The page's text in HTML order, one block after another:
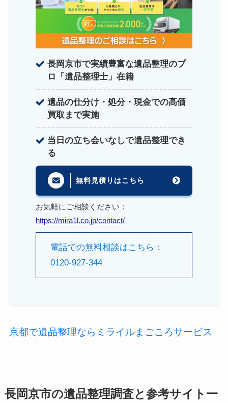
長岡京市で実績豊富な遺品整理のプ
ロ「遺品整理士」在籍
遺品の仕分け・処分・現金での高価
買取まで実施
当日の立ち会いなしで遺品整理でき
る
無料見積りはこちら
お気軽にご相談ください：
https://mira1l.co.jp/contact/
電話での無料相談はこちら：
0120-927-344
京都で遺品整理ならミライルまごころサービス
長岡京市の遺品整理調査と参考サイト一